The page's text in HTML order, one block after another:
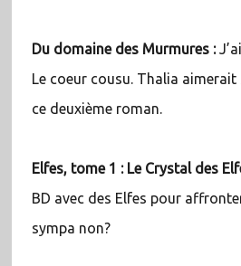
Du domaine des Murmures :
Le coeur cousu. Thalia
ce deuxième roman.
Elfes, tome 1 : Le Crystal des
BD avec des Elfes pour
sympa non?